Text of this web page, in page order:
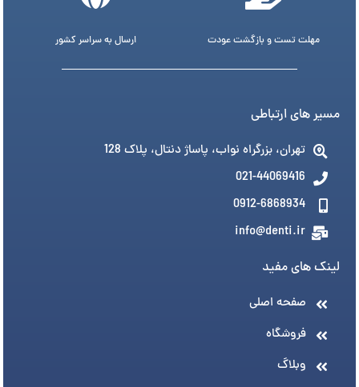
مهلت تست و بازگشت عودت ارسال به سراسر کشور
مسیر های ارتباطی
تهران، بزرگراه نواب، پاساژ دنتال، پلاک 128
021-44069416
0912-6868934
info@denti.ir
لینک های مفید
صفحه اصلی
فروشگاه
وبلاگ